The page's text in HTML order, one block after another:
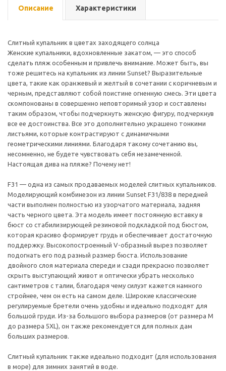
Описание Характеристики
Слитный купальник в цветах заходящего солнца
Женские купальники, вдохновленные закатом, — это способ
сделать пляж особенным и привлечь внимание. Может быть, вы
тоже решитесь на купальник из линии Sunset? Выразительные
цвета, такие как оранжевый и желтый в сочетании с коричневым и
черным, представляют собой поистине огненную смесь. Эти цвета
скомпонованы в совершенно неповторимый узор и составлены
таким образом, чтобы подчеркнуть женскую фигуру, подчеркнув
все ее достоинства. Все это дополнительно украшено тонкими
листьями, которые контрастируют с динамичными
геометрическими линиями. Благодаря такому сочетанию вы,
несомненно, не будете чувствовать себя незамеченной.
Настоящая дива на пляже? Почему нет!
F31 — одна из самых продаваемых моделей слитных купальников.
Моделирующий комбинезон из линии Sunset F31/838 в передней
части выполнен полностью из узорчатого материала, задняя
часть черного цвета. Эта модель имеет постоянную вставку в
бюст со стабилизирующей резиновой подкладкой под бюстом,
которая красиво формирует грудь и обеспечивает достаточную
поддержку. Высокопостроенный V-образный вырез позволяет
подогнать его под разный размер бюста. Использование
двойного слоя материала спереди и сзади прекрасно позволяет
скрыть выступающий живот и оптически убрать несколько
сантиметров с талии, благодаря чему силуэт кажется намного
стройнее, чем он есть на самом деле. Широкие классические
регулируемые бретели очень удобны и идеально подходят для
большой груди. Из-за большого выбора размеров (от размера M
до размера 5XL), он также рекомендуется для полных дам
больших размеров.
Слитный купальник также идеально подходит (для использования
в море) для зимних занятий в воде.